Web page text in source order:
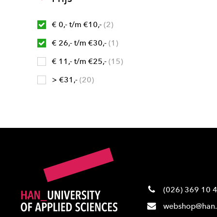
€ 0,- t/m €10,- 2
€ 26,- t/m €30,- 1
€ 11,- t/m €25,- 15
> €31,- 20
(026) 369 10